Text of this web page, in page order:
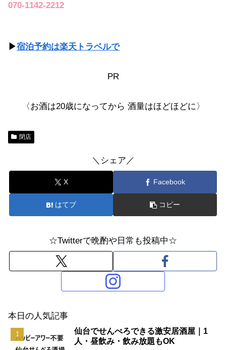
070-1142-2212
▶宿泊予約は楽天トラベルで
PR
〈お酒は20歳になってから 酒量はほどほどに〉
閉店
＼シェア／
X Facebook
はてブ コピー
☆Twitterで晩酌や日常も投稿中☆
本日の人気記事
仙台でせんべろできる激安居酒屋｜1
人・昼飲み・飲み放題もOK